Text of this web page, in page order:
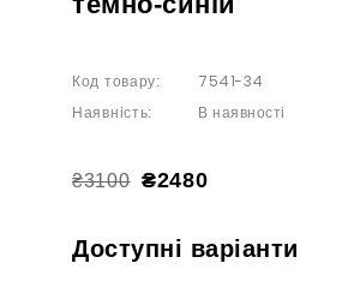
Код товару: 7541-34
Наявність: В наявності
₴3100 ₴2480
Доступні варіанти